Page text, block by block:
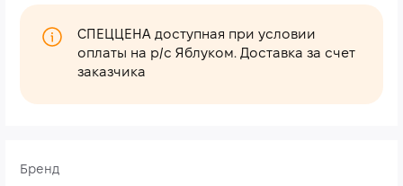
Бренд
СПЕЦЦЕНА доступная при условии
оплаты на р/с Яблуком. Доставка за счет
заказчика